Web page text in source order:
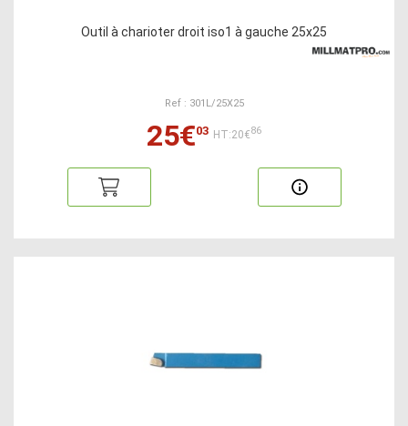
Outil à charioter droit iso1 à gauche 25x25
Ref : 301L/25X25
25€03 HT:20€86